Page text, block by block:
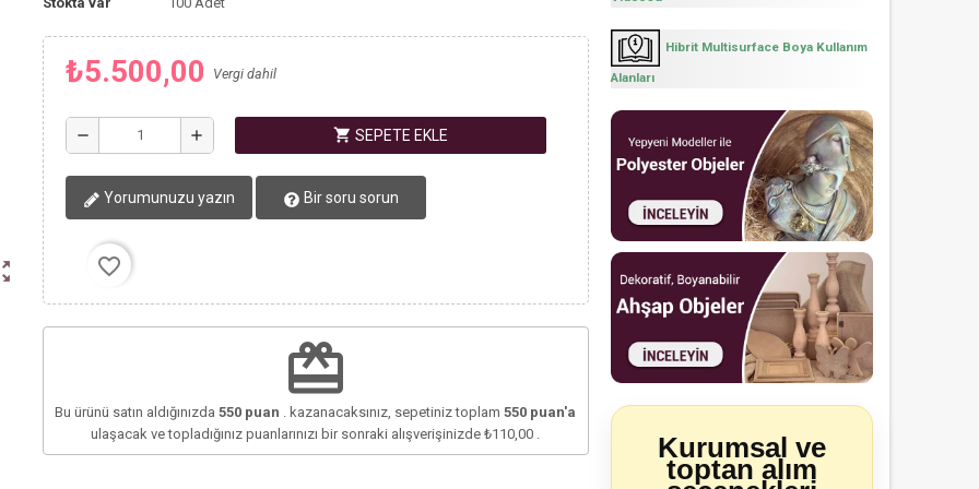
₺5.500,00 Vergi dahil
remove add shopping_cart SEPETE EKLE
Yorumunuzu yazın Bir soru sorun
favorite_border
redeem
Bu ürünü satın aldığınızda550 puan . kazanacaksınız, sepetiniz toplam550 puan'a
ulaşacak ve topladığınız puanlarınızı bir sonraki alışverişinizde₺110,00
Hibrit Multisurface Boya Kullanım
Alanları
Kurumsal ve
toptan alım